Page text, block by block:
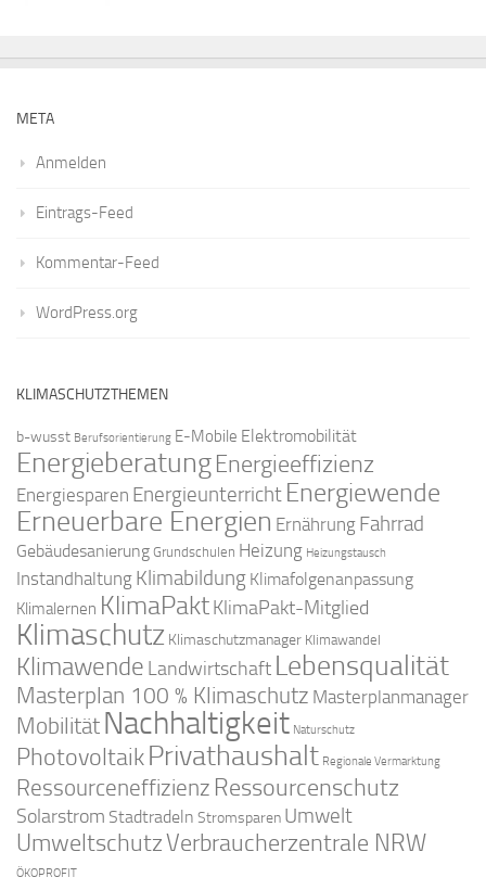
META
Anmelden
Eintrags-Feed
Kommentar-Feed
WordPress.org
KLIMASCHUTZTHEMEN
b-wusst Berufsorientierung E-Mobile Elektromobilität
EnergieberatungEnergieeffizienz
Energiesparen Energieunterricht Energiewende
Erneuerbare Energien Ernährung Fahrrad
Gebäudesanierung Grundschulen Heizung Heizungstausch
Instandhaltung Klimabildung Klimafolgenanpassung
Klimalernen KlimaPaktKlimaPakt-Mitglied
Klimaschutz Klimaschutzmanager Klimawandel
Klimawende Landwirtschaft Lebensqualität
Masterplan 100 % Klimaschutz Masterplanmanager
Mobilität Nachhaltigkeit Naturschutz
PhotovoltaikPrivathaushalt Regionale Vermarktung
Ressourceneffizienz Ressourcenschutz
Solarstrom Stadtradeln Stromsparen Umwelt
UmweltschutzVerbraucherzentrale NRW
ÖKOPROFIT